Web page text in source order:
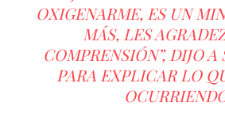
OXIGENARME, ES UN
MÁS, LES
COMPRENSIÓN”, DIJO
PARA EXPLICAR LO